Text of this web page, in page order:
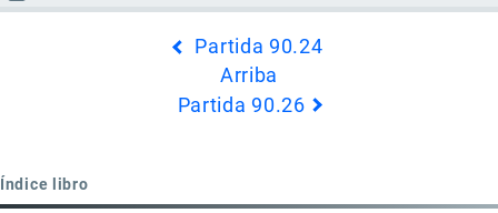
90.25
Partida 90.24
Arriba
Partida 90.26
Índice libro